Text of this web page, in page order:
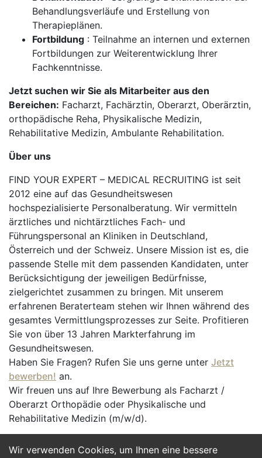
Wir verwenden Cookies, um Ihnen eine bessere
Behandlungsverläufe und Erstellung von
Therapieplänen.
Fortbildung : Teilnahme an internen und externen
Fortbildungen zur Weiterentwicklung Ihrer
Fachkenntnisse.
Jetzt suchen wir Sie als Mitarbeiter aus den
Bereichen: Facharzt, Fachärztin, Oberarzt, Oberärztin,
orthopädische Reha, Physikalische Medizin,
Rehabilitative Medizin, Ambulante Rehabilitation.
Über uns
FIND YOUR EXPERT – MEDICAL RECRUITING ist seit
2012 eine auf das Gesundheitswesen
hochspezialisierte Personalberatung. Wir vermitteln
ärztliches und nichtärztliches Fach- und
Führungspersonal an Kliniken in Deutschland,
Österreich und der Schweiz. Unsere Mission ist es, die
passende Stelle mit dem passenden Kandidaten, unter
Berücksichtigung der jeweiligen Bedürfnisse,
zielgerichtet zusammen zu bringen. Mit unserem
erfahrenen Beraterteam stehen wir Ihnen während des
gesamtes Vermittlungsprozesses zur Seite. Profitieren
Sie von über 13 Jahren Markterfahrung im
Gesundheitswesen.
Haben Sie Fragen? Rufen Sie uns gerne unter Jetzt
bewerben! an.
Wir freuen uns auf Ihre Bewerbung als Facharzt /
Oberarzt Orthopädie oder Physikalische und
Rehabilitative Medizin (m/w/d).